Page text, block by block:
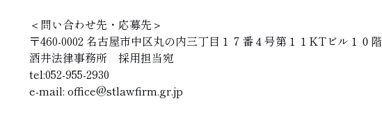
＜問い合わせ先・応募先＞
〒460-0002 名古屋市中区丸の内三丁目１７番４号第１１KTビル１０階
酒井法律事務所 採用担当宛
tel:052-955-2930
e-mail: office@stlawfirm.gr.jp